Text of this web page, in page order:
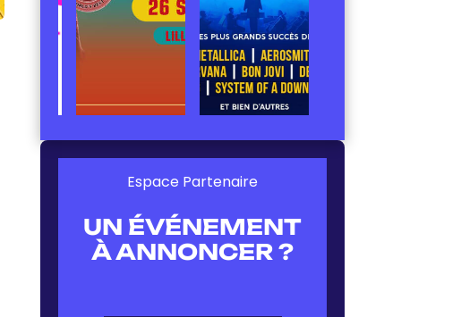
Espace Partenaire
UN ÉVÉNEMENT
À ANNONCER ?